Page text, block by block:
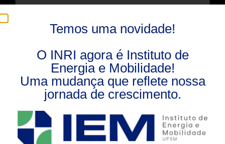
Enviar
Temos uma novidade!
O INRI agora é Instituto de
Energia e Mobilidade!
Uma mudança que reflete nossa
jornada de crescimento.